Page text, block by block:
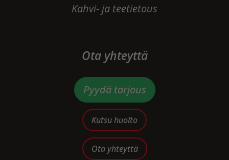
Kahvi- ja teetietous
Ota yhteyttä
Pyydä tarjous
Kutsu huolto
Ota yhteyttä